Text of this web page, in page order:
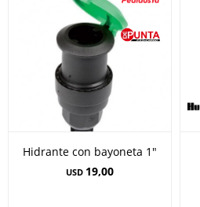
Hidrante con bayoneta 1"
USD 19,00